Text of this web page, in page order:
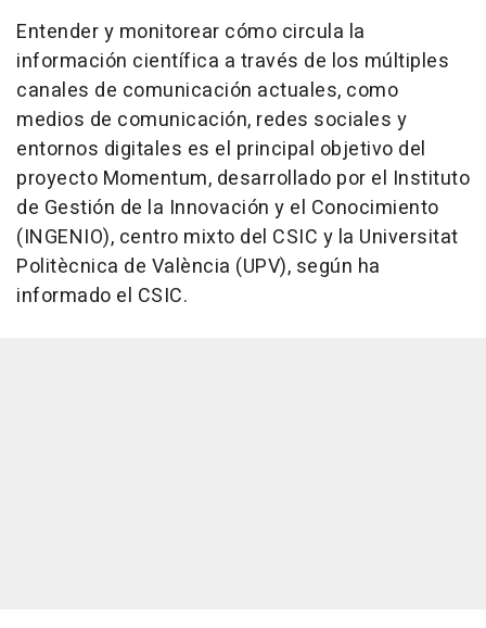
Entender y monitorear cómo circula la
información científica a través de los múltiples
canales de comunicación actuales, como
medios de comunicación, redes sociales y
entornos digitales es el principal objetivo del
proyecto Momentum, desarrollado por el Instituto
de Gestión de la Innovación y el Conocimiento
(INGENIO), centro mixto del CSIC y la Universitat
Politècnica de València (UPV), según ha
informado el CSIC.